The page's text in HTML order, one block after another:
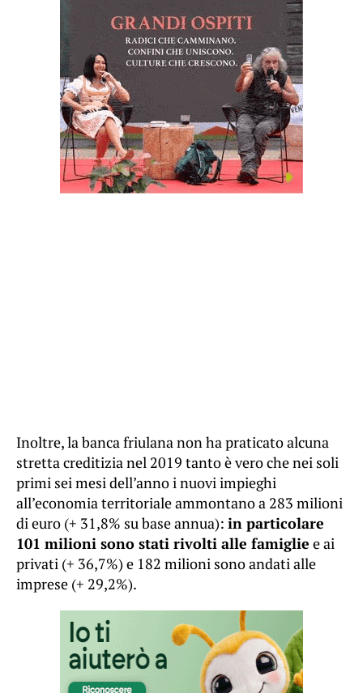
Inoltre, la banca friulana non ha praticato alcuna
stretta creditizia nel 2019 tanto è vero che nei soli
primi sei mesi dell’anno i nuovi impieghi
all’economia territoriale ammontano a 283 milioni
di euro (+ 31,8% su base annua): in particolare
101 milioni sono stati rivolti alle famiglie e ai
privati (+ 36,7%) e 182 milioni sono andati alle
imprese (+ 29,2%).